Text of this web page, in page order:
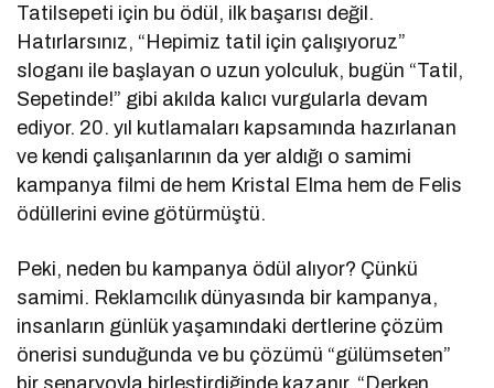
Tatilsepeti için bu ödül, ilk başarısı değil.
Hatırlarsınız, “Hepimiz tatil için çalışıyoruz”
sloganı ile başlayan o uzun yolculuk, bugün “Tatil,
Sepetinde!” gibi akılda kalıcı vurgularla devam
ediyor. 20. yıl kutlamaları kapsamında hazırlanan
ve kendi çalışanlarının da yer aldığı o samimi
kampanya filmi de hem Kristal Elma hem de Felis
ödüllerini evine götürmüştü.
Peki, neden bu kampanya ödül alıyor? Çünkü
samimi. Reklamcılık dünyasında bir kampanya,
insanların günlük yaşamındaki dertlerine çözüm
önerisi sunduğunda ve bu çözümü “gülümseten”
bir senaryoyla birleştirdiğinde kazanır. “Derken